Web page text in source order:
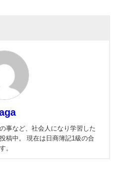
事など、社会人になり学習した
稿中。 現在は日商簿記1級の合
。